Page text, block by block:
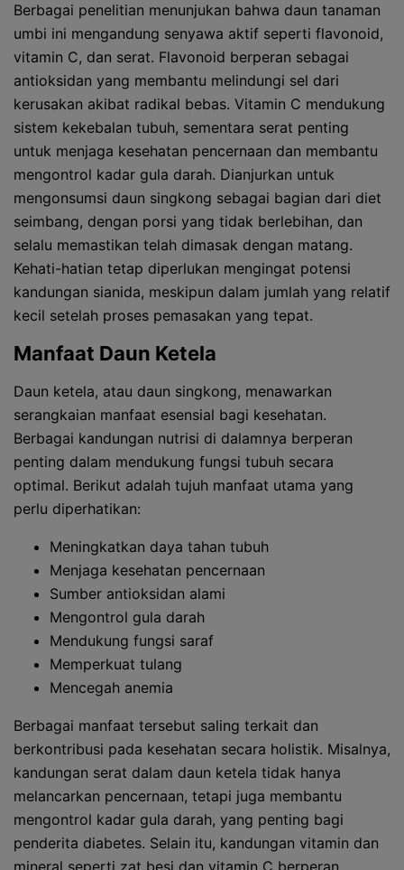
Berbagai penelitian menunjukan bahwa daun tanaman
umbi ini mengandung senyawa aktif seperti flavonoid,
vitamin C, dan serat. Flavonoid berperan sebagai
antioksidan yang membantu melindungi sel dari
kerusakan akibat radikal bebas. Vitamin C mendukung
sistem kekebalan tubuh, sementara serat penting
untuk menjaga kesehatan pencernaan dan membantu
mengontrol kadar gula darah. Dianjurkan untuk
mengonsumsi daun singkong sebagai bagian dari diet
seimbang, dengan porsi yang tidak berlebihan, dan
selalu memastikan telah dimasak dengan matang.
Kehati-hatian tetap diperlukan mengingat potensi
kandungan sianida, meskipun dalam jumlah yang relatif
kecil setelah proses pemasakan yang tepat.
Manfaat Daun Ketela
Daun ketela, atau daun singkong, menawarkan
serangkaian manfaat esensial bagi kesehatan.
Berbagai kandungan nutrisi di dalamnya berperan
penting dalam mendukung fungsi tubuh secara
optimal. Berikut adalah tujuh manfaat utama yang
perlu diperhatikan:
Meningkatkan daya tahan tubuh
Menjaga kesehatan pencernaan
Sumber antioksidan alami
Mengontrol gula darah
Mendukung fungsi saraf
Memperkuat tulang
Mencegah anemia
Berbagai manfaat tersebut saling terkait dan
berkontribusi pada kesehatan secara holistik. Misalnya,
kandungan serat dalam daun ketela tidak hanya
melancarkan pencernaan, tetapi juga membantu
mengontrol kadar gula darah, yang penting bagi
penderita diabetes. Selain itu, kandungan vitamin dan
mineral seperti zat besi dan vitamin C berperan